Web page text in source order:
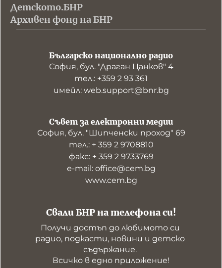
Детското.БНР
Архивен фонд на БНР
Българско национално радио
София, бул. "Драган Цанков" 4
тел.: +359 2 93 361
имейл: web.support@bnr.bg
Свали БНР на телефона си!
Получи достъп до любимото си
радио, подкасти, новини и детско
съдържание.
Всичко в едно приложение!
Съвет за електронни медии
София, бул. "Шипченски проход" 69
тел.: + 359 2 9708810
факс: + 359 2 9733769
е-mail: office@cem.bg
www.cem.bg